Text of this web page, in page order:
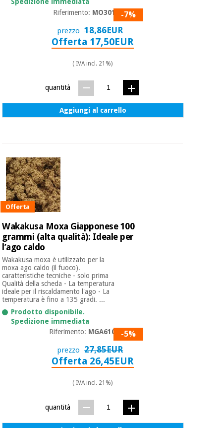
Riferimento: MO3012 -7%
prezzo 18,86EUR
Offerta 17,50EUR
( IVA incl. 21%)
quantità
Aggiungi al carrello
Offerta
Wakakusa Moxa Giapponese 100
grammi (alta qualità): Ideale per
l’ago caldo
Wakakusa moxa è utilizzato per la
moxa ago caldo (il fuoco).
caratteristiche tecniche - solo prima
Qualità della scheda - La temperatura
ideale per il riscaldamento l'ago - La
temperatura è fino a 135 gradi. ...
Prodotto disponibile.
Spedizione immediata
Riferimento: MGA6100 -5%
prezzo 27,85EUR
Offerta 26,45EUR
( IVA incl. 21%)
quantità